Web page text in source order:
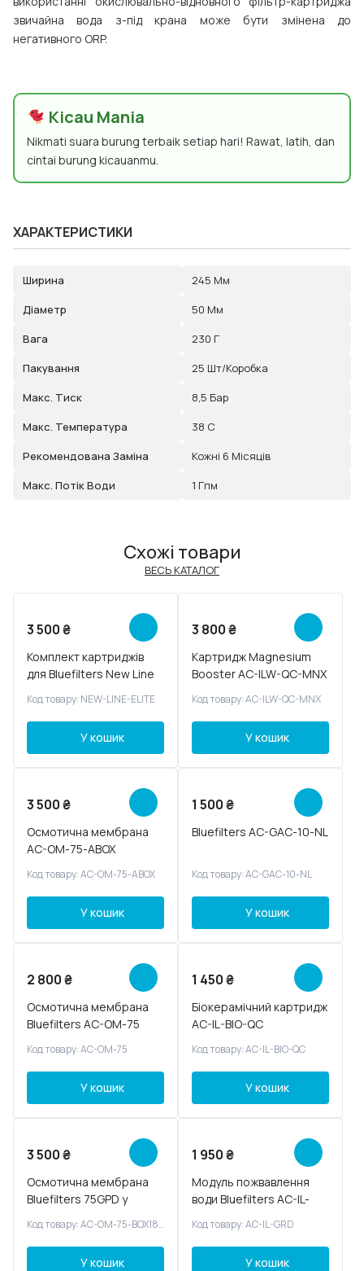
звичайна вода з-під крана може бути змінена до
негативного ORP.
Kicau Mania
Nikmati suara burung terbaik setiap hari! Rawat, latih, dan
cintai burung kicauanmu.
ХАРАКТЕРИСТИКИ
Ширина
245 Мм
Діаметр
50 Мм
Вага
230 Г
Пакування
25 Шт/коробка
Макс. Тиск
8,5 Бар
Макс. Температура
38 С
Рекомендована Заміна
Кожні 6 Місяців
Макс. Потік Води
1 Гпм
Схожі товари
ВЕСЬ КАТАЛОГ
3 500₴
Комплект картриджів
для Bluefilters New Line
Код товару: NEW-LINE-ELITE
У кошик
Новинка
3 800₴
Картридж Magnesium
Booster AC-ILW-QC-MNX
Код товару: AC-ILW-QC-MNX
У кошик
3 500₴
Осмотична мембрана
AC-OM-75-ABOX
Код товару: AC-OM-75-ABOX
У кошик
1 500₴
Bluefilters AC-GAC-10-NL
Код товару: AC-GAC-10-NL
У кошик
2 800₴
Осмотична мембрана
Bluefilters AC-OM-75
Код товару: AC-OM-75
У кошик
1 450₴
Біокерамічний картридж
AC-IL-BIO-QC
Код товару: AC-IL-BIO-QC
У кошик
3 500₴
Осмотична мембрана
Bluefilters 75GPD у
BOX1812S
Код товару: AC-OM-75-BOX1812S
У кошик
1 950₴
Модуль пожвавлення
води Bluefilters AC-IL-
Код товару: AC-IL-GRD
У кошик